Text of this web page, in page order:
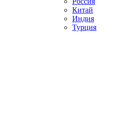
Китай
Индия
Турция